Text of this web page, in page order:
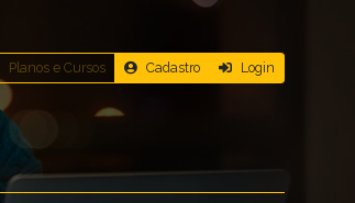
Planos e Cursos Cadastro Login